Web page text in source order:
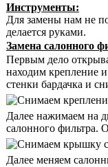
Инструменты:
Для замены нам не
делается руками.
Замена салонного
Первым дело
находим крепление
стенки бардачка и
Далее нажимаем на
салонного фильтра.
Далее меняем